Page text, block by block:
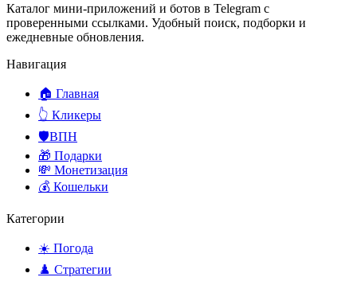
Каталог мини-приложений и ботов в Telegram с
проверенными ссылками. Удобный поиск, подборки и
ежедневные обновления.
Навигация
🏠 Главная
👆 Кликеры
🛡️ВПН
🎁 Подарки
💸 Монетизация
💰 Кошельки
Категории
☀️ Погода
♟️ Стратегии